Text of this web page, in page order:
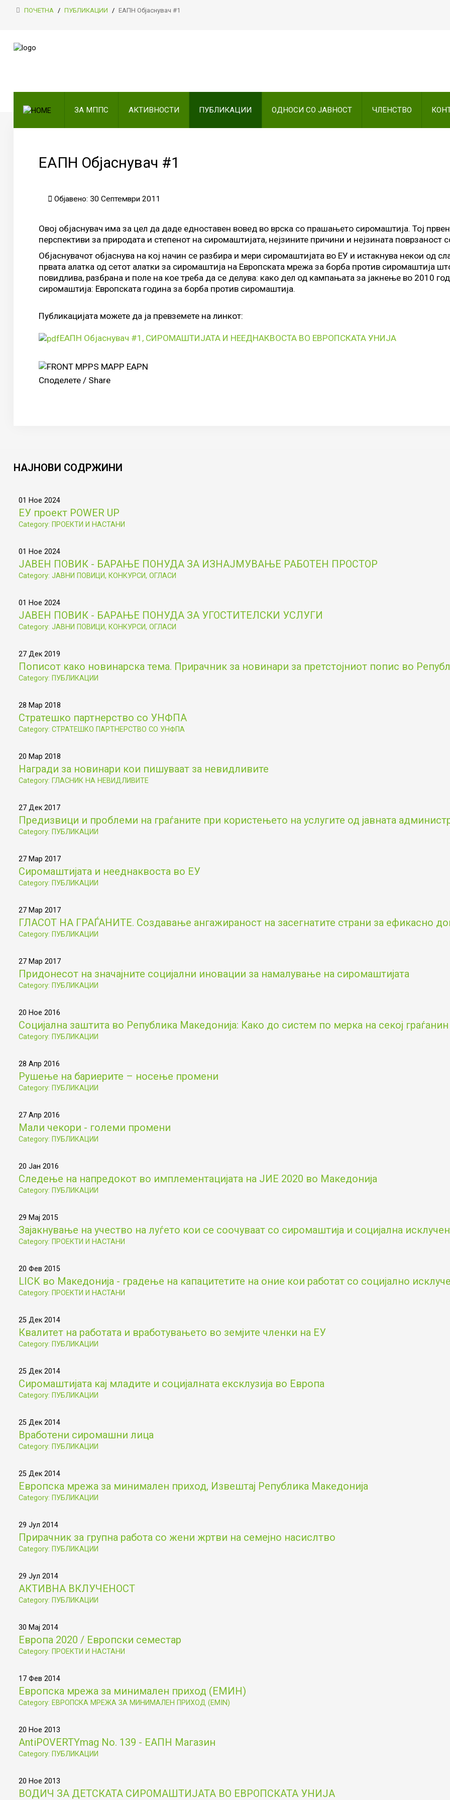
ПОЧЕТНА
АКТИВНОСТИ
ПУБЛИКАЦИИ
ЧЛЕНСТВО
ПОЧЕТНА / ПУБЛИКАЦИИ / ЕАПН Објаснувач #1
ЗА МППС АКТИВНОСТИ ПУБЛИКАЦИИ ОДНОСИ СО ЈАВНОСТ ЧЛЕНСТВО
ЕАПН Објаснувач #1
Објавено: 30 Септември 2011
Овој објаснувач има за цел да даде едноставен вовед во врска со прашањето сиромаштија. Тој
перспективи за природата и степенот на сиромаштијата, нејзините причини и нејзината поврзаност
Објаснувачот објаснува на кој начин се разбира и мери сиромаштијата во ЕУ и истакнува некои од
првата алатка од сетот алатки за сиромаштија на Европската мрежа за борба против сиромаштија
повидлива, разбрана и поле на кое треба да се делува: како дел од кампањата за јакнење во 2010
сиромаштија: Европската година за борба против сиромаштија.
Публикацијата можете да ја превземете на линкот:
ЕАПН Објаснувач #1, СИРОМАШТИЈАТА И НЕЕДНАКВОСТА ВО ЕВРОПСКАТА УНИЈА
Споделете / Share
НАЈНОВИ СОДРЖИНИ
01 Ное 2024
ЕУ проект POWER UP
Category: ПРОЕКТИ И НАСТАНИ
01 Ное 2024
ЈАВЕН ПОВИК - БАРАЊЕ ПОНУДА ЗА ИЗНАЈМУВАЊЕ РАБОТЕН ПРОСТОР
Category: ЈАВНИ ПОВИЦИ, КОНКУРСИ, ОГЛАСИ
01 Ное 2024
ЈАВЕН ПОВИК - БАРАЊЕ ПОНУДА ЗА УГОСТИТЕЛСКИ УСЛУГИ
Category: ЈАВНИ ПОВИЦИ, КОНКУРСИ, ОГЛАСИ
27 Дек 2019
Пописот како новинарска тема. Прирачник за новинари за претстојниот попис во
Category: ПУБЛИКАЦИИ
28 Мар 2018
Стратешко партнерство со УНФПА
Category: СТРАТЕШКО ПАРТНЕРСТВО СО УНФПА
20 Мар 2018
Награди за новинари кои пишуваат за невидливите
Category: ГЛАСНИК НА НЕВИДЛИВИТЕ
27 Дек 2017
Предизвици и проблеми на граѓаните при користењето на услугите од јавната
Category: ПУБЛИКАЦИИ
27 Мар 2017
Сиромаштијата и нееднаквоста во ЕУ
Category: ПУБЛИКАЦИИ
27 Мар 2017
ГЛАСОТ НА ГРАЃАНИТЕ. Создавање ангажираност на засегнатите страни за ефикасно
Category: ПУБЛИКАЦИИ
27 Мар 2017
Придонесот на значајните социјални иновации за намалување на сиромаштијата
Category: ПУБЛИКАЦИИ
20 Ное 2016
Социјална заштита во Република Македонија: Како до систем по мерка на секој граѓанин
Category: ПУБЛИКАЦИИ
28 Апр 2016
Рушење на бариерите – носење промени
Category: ПУБЛИКАЦИИ
27 Апр 2016
Мали чекори - големи промени
Category: ПУБЛИКАЦИИ
20 Јан 2016
Следење на напредокот во имплементацијата на ЈИЕ 2020 во Македонија
Category: ПУБЛИКАЦИИ
29 Мај 2015
Зајакнување на учество на луѓето кои се соочуваат со сиромаштија и социјална
Category: ПРОЕКТИ И НАСТАНИ
20 Фев 2015
LICK во Македонија - градење на капацитетите на оние кои работат со социјално
Category: ПРОЕКТИ И НАСТАНИ
25 Дек 2014
Квалитет на работата и вработувањето во земјите членки на ЕУ
Category: ПУБЛИКАЦИИ
25 Дек 2014
Сиромаштијата кај младите и социјалната ексклузија во Европа
Category: ПУБЛИКАЦИИ
25 Дек 2014
Вработени сиромашни лица
Category: ПУБЛИКАЦИИ
25 Дек 2014
Европска мрежа за минимален приход, Извештај Република Македонија
Category: ПУБЛИКАЦИИ
29 Јул 2014
Прирачник за групна работа со жени жртви на семејно насислтво
Category: ПУБЛИКАЦИИ
29 Јул 2014
АКТИВНА ВКЛУЧЕНОСТ
Category: ПУБЛИКАЦИИ
30 Мај 2014
Европа 2020 / Европски семестар
Category: ПРОЕКТИ И НАСТАНИ
17 Фев 2014
Европска мрежа за минимален приход (ЕМИН)
Category: ЕВРОПСКА МРЕЖА ЗА МИНИМАЛЕН ПРИХОД (EMIN)
20 Ное 2013
AntiPOVERTYmag No. 139 - ЕАПН Магазин
Category: ПУБЛИКАЦИИ
20 Ное 2013
ВОДИЧ ЗА ДЕТСКАТА СИРОМАШТИЈАТА ВО ЕВРОПСКАТА УНИЈА